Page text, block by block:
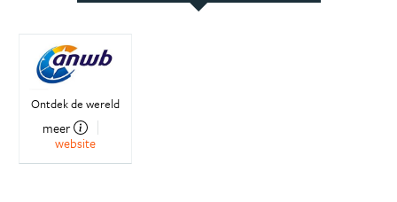
Ontdek de wereld
meer
website